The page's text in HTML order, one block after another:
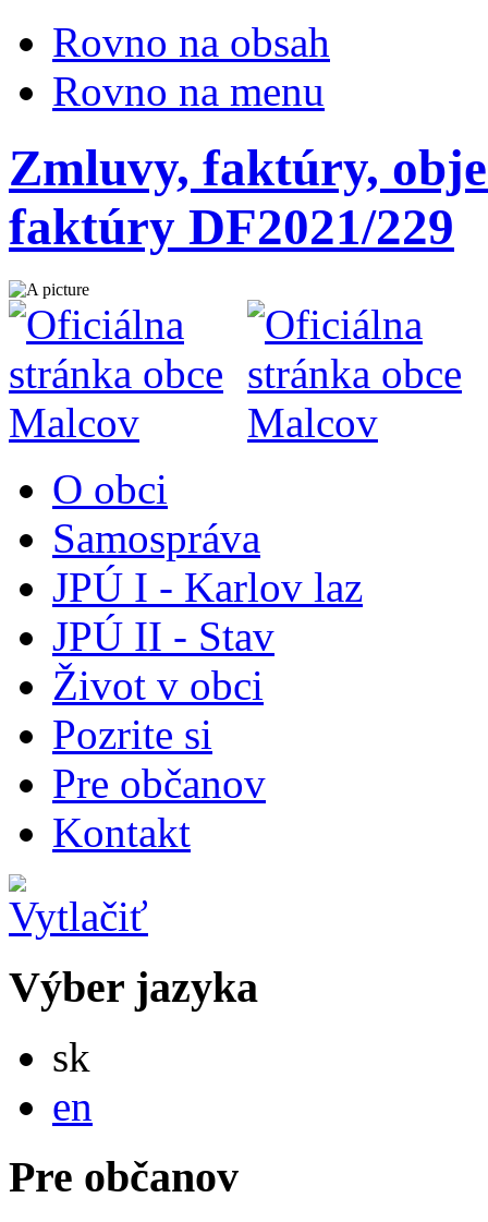
Rovno na obsah
Rovno na menu
Zmluvy, faktúry,
faktúry DF2021/229
O obci
Samospráva
JPÚ I - Karlov laz
JPÚ II - Stav
Život v obci
Pozrite si
Pre občanov
Kontakt
Výber jazyka
sk
en
Pre občanov